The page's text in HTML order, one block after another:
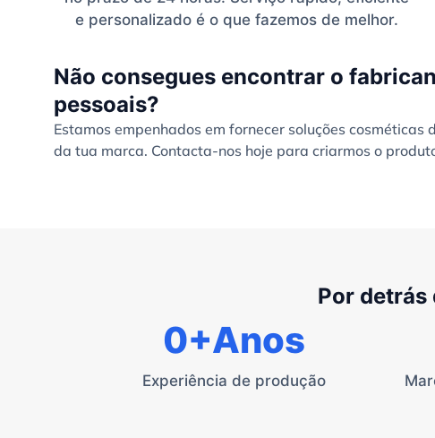
e personalizado é o que fazemos de melhor.
Não consegues encontrar o
pessoais?
Estamos empenhados em fornecer soluções
da tua marca. Contacta-nos hoje para criarmos o
Por detrás
Experiência de produção
0+Anos